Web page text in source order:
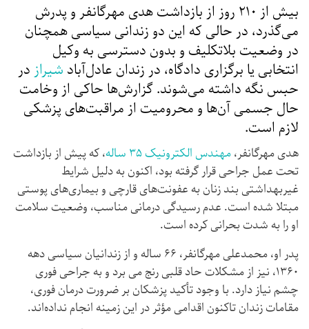
بیش از ۲۱۰ روز از بازداشت هدی مهرگانفر و پدرش
می‌گذرد، در حالی‌ که این دو زندانی سیاسی همچنان
در وضعیت بلاتکلیف و بدون دسترسی به وکیل
انتخابی یا برگزاری دادگاه، در زندان عادل‌آباد شیراز در
حبس نگه‌ داشته می‌شوند. گزارش‌ها حاکی از وخامت
حال جسمی آن‌ها و محرومیت از مراقبت‌های پزشکی
لازم است.
هدی مهرگانفر،مهندس الکترونیک ۳۵ ساله
، که پیش از بازداشت
تحت عمل جراحی قرار گرفته بود، اکنون به دلیل شرایط
غیربهداشتی بند زنان به عفونت‌های قارچی و بیماری‌های پوستی
مبتلا شده است. عدم رسیدگی درمانی مناسب، وضعیت سلامت
او را به شدت بحرانی کرده است.
پدر او، محمدعلی مهرگانفر، ۶۶ ساله و از زندانیان سیاسی دهه
۱۳۶۰، نیز از مشکلات حاد قلبی رنج می برد و به جراحی فوری
چشم نیاز دارد. با وجود تأکید پزشکان بر ضرورت درمان فوری،
مقامات زندان تاکنون اقدامی مؤثر در این زمینه انجام نداده‌اند.